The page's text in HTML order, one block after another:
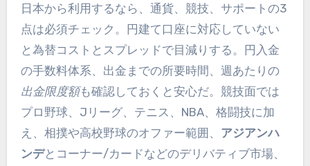
日本から利用するなら、通貨、競技、サポートの3
点は必須チェック。円建て口座に対応していない
と為替コストとスプレッドで目減りする。円入金
の手数料体系、出金までの所要時間、週あたりの
出金限度額も確認しておくと安心だ。競技面では
プロ野球、Jリーグ、テニス、NBA、格闘技に加
え、相撲や高校野球のオファー範囲、 アジアンハ
ンデとコーナー/カードなどのデリバティブ市場、